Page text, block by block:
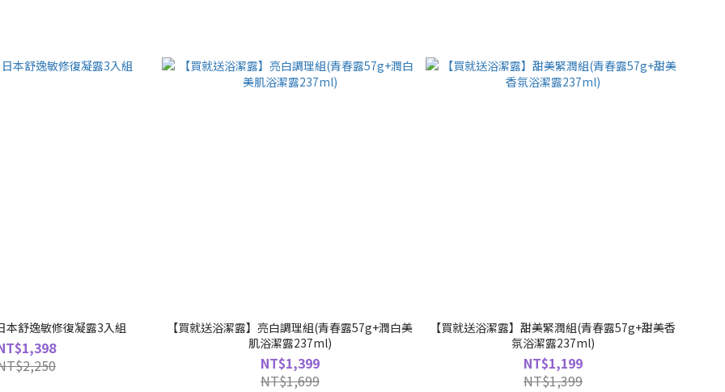
本舒逸敏修復凝露3入組
【買就送浴潔露】亮白調理組(青春露57g+潤白美
肌浴潔露237ml)
NT$1,399
NT$1,699
【買就送浴潔露】甜美緊潤組(青春露57g+甜美香
氛浴潔露237ml)
NT$1,199
NT$1,399